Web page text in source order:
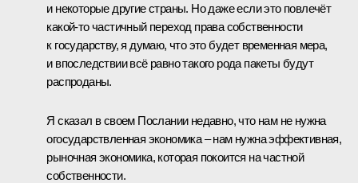
и некоторые другие страны. Но даже если это повлечёт
какой‑то частичный переход права собственности
к государству, я думаю, что это будет временная мера,
и впоследствии всё равно такого рода пакеты будут
распроданы.
Я сказал в своем Послании недавно, что нам не нужна
огосударствленная экономика – нам нужна эффективная,
рыночная экономика, которая покоится на частной
собственности.